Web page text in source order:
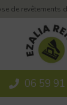
de revêtements
06 59
des cookies